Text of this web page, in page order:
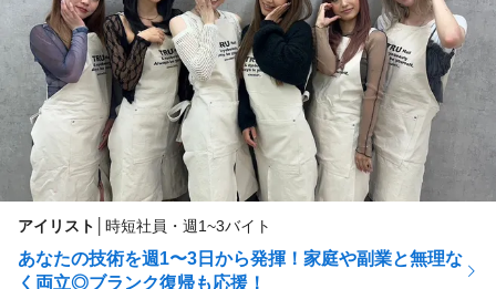
アイリスト 時短社員・週1~3バイト
あなたの技術を週1〜3日から発揮！家庭や副業と無理な
く両立◎ブランク復帰も応援！